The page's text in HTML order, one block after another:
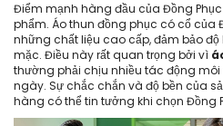
Điểm mạnh hàng đầu của Đồng
phẩm. Áo thun đồng phục có cổ của
những chất liệu cao cấp, đảm bảo
mặc. Điều này rất quan trọng bởi vì
thường phải chịu nhiều tác động
ngày. Sự chắc chắn và độ bền của
hàng có thể tin tưởng khi chọn Đồng